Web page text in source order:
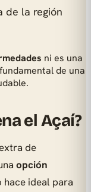
de la región
ni es una
de una
el Açaí?
de
opción
hace ideal para